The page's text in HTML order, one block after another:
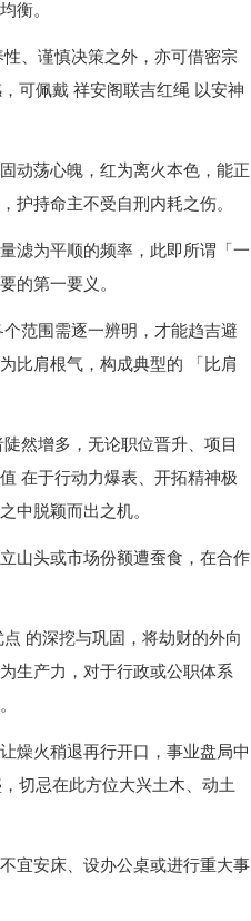
衡。
、谨慎决策之外，亦可借密宗
可佩戴 祥安阁联吉红绳 以安神
动荡心魄，红为离火本色，能正
护持命主不受自刑内耗之伤。
滤为平顺的频率，此即所谓「一
的第一要义。
范围需逐一辨明，才能趋吉避
比肩根气，构成典型的 「比肩
然增多，无论职位晋升、项目
在于行动力爆表、开拓精神极
中脱颖而出之机。
山头或市场份额遭蚕食，在合作
的深挖与巩固，将劫财的外向
生产力，对于行政或公职体系
燥火稍退再行开口，事业盘局中
切忌在此方位大兴土木、动土
宜安床、设办公桌或进行重大事